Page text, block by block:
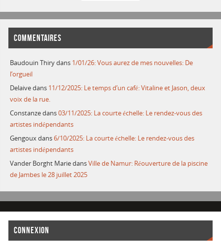
COMMENTAIRES
Baudouin Thirydans 1/01/26: Vous aurez de mes nouvelles: De
l’orgueil
Delaivedans 11/12/2025: Le temps d’un café: Vitaline et Jason, deux
voix de la rue.
Constanzedans03/11/2025: La courte échelle: Le rendez-vous des
artistes indépendants
Gengouxdans6/10/2025: La courte échelle: Le rendez-vous des
artistes indépendants
Vander Borght MariedansVille de Namur: Réouverture de la piscine
de Jambes le 28 juillet 2025
CONNEXION